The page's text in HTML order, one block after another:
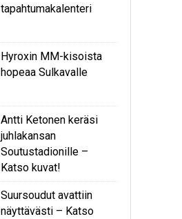
tapahtumakalenteri
Hyroxin MM-kisoista
hopeaa Sulkavalle
Antti Ketonen keräsi
juhlakansan
Soutustadionille –
Katso kuvat!
Suursoudut avattiin
näyttävästi – Katso